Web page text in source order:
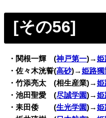
[その56]
・関根一輝 (神戸第一)→
・佐々木洸誓(高砂)→姫路
・竹添亮太 (相生産業)→
・池田聖愛 (尽誠学園)→
・耒田倭 (生光学園)→